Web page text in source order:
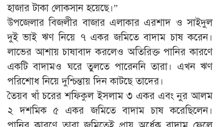
হাজার টাকা লোকসান হয়েছে।”
উপজেলার বিজলীর বাজার এলাকার এরশাদ ও সাইদুল
দুই ভাই ঋণ নিয়ে ৭ একর জমিতে বাদাম চাষ করেন।
লাভের আশায় চাষাবাদ করলেও অতিরিক্ত পানির কারণে
একটি বাদামও ঘরে তুলতে পারেননি তারা। এখন ঋণ
পরিশোধ নিয়ে দুশ্চিন্তায় দিন কাটছে তাদের।
তৈয়ব খাঁ চরের শফিকুল ইসলাম ৩ একর এবং নুর আলম
২ দশমিক ৫ একর জমিতে বাদাম চাষ করেছিলেন।